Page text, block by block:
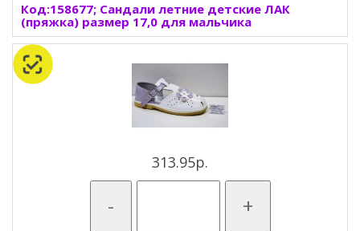
Код:158677; Сандали летние детские ЛАК
(пряжка) размер 17,0 для мальчика
313.95р.
- +